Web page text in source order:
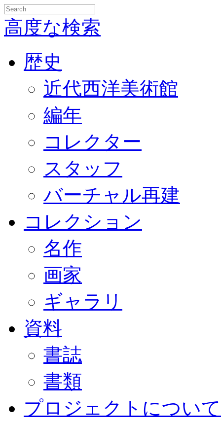
高度な検索
歴史
近代西洋美術館
編年
コレクター
スタッフ
バーチャル再建
コレクション
名作
画家
ギャラリ
資料
書誌
書類
プロジェクトについて